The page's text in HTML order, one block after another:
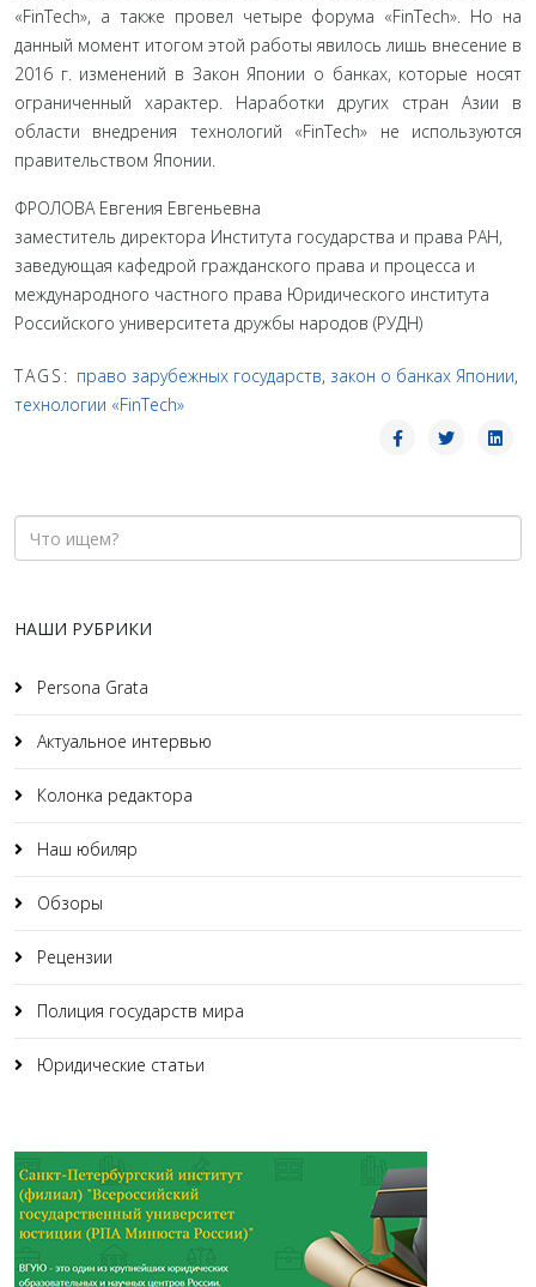
«FinTech», а также провел четыре форума «FinTech». Но на
данный момент ито­гом этой работы явилось лишь внесение в
2016 г. изменений в Закон Японии о банках, которые носят
ограниченный харак­тер. Наработки других стран Азии в
области внедрения техно­логий «FinTech» не используются
правительством Японии.
ФРОЛОВА Евгения Евгеньевна
заместитель директора Института государства и права РАН,
заведующая кафедрой гражданского права и процесса и
международного частного права Юридического института
Российского университета дружбы народов (РУДН)
TAGS: право зарубежных государств, закон о банках Японии,
технологии «FinTech»
НАШИ РУБРИКИ
Persona Grata
Актуальное интервью
Колонка редактора
Наш юбиляр
Обзоры
Рецензии
Полиция государств мира
Юридические статьи